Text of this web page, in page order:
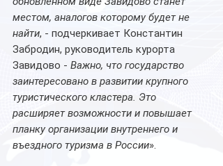
местом, аналогов которому будет не
найти, - подчеркивает Константин
Забродин, руководитель курорта
Завидово - Важно, что государство
заинтересовано в развитии крупного
туристического кластера. Это
расширяет возможности и повышает
планку организации внутреннего и
въездного туризма в России».